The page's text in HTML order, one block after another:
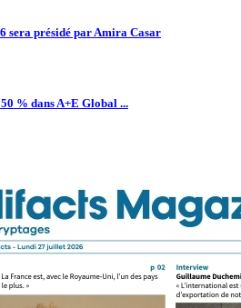
sera présidé par Amira Casar
% dans A+E Global ...